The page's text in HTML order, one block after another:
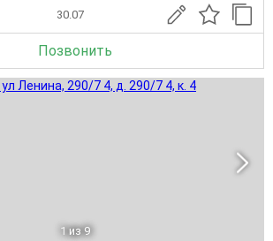
30.07
Позвонить
1 из 9